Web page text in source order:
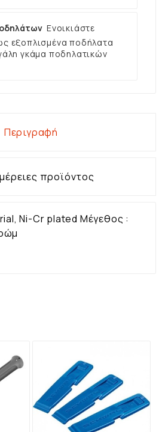
Ενοικιάστε
εξοπλισμένα ποδήλατα
γκάμα ποδηλατικών
Περιγραφή
προϊόντος
Ni-Cr plated Μέγεθος :